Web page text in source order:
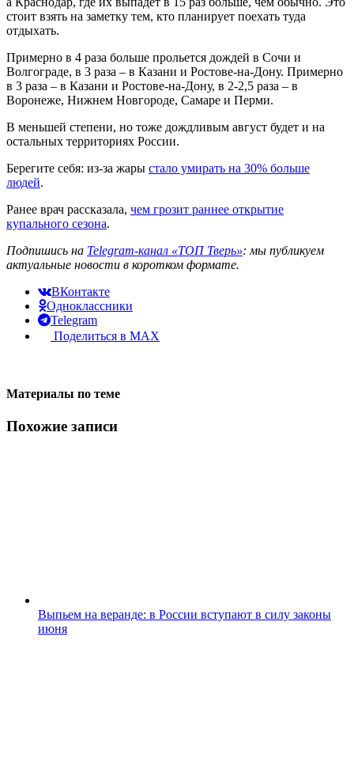
стоит взять на заметку тем, кто планирует поехать туда
отдыхать.
Примерно в 4 раза больше прольется дождей в Сочи и
Волгограде, в 3 раза – в Казани и Ростове-на-Дону. Примерно
в 3 раза – в Казани и Ростове-на-Дону, в 2-2,5 раза – в
Воронеже, Нижнем Новгороде, Самаре и Перми.
В меньшей степени, но тоже дождливым август будет и на
остальных территориях России.
Берегите себя: из-за жары стало умирать на 30% больше
людей.
Ранее врач рассказала, чем грозит раннее открытие
купального сезона.
Подпишись на Telegram-канал «ТОП Тверь»: мы публикуем
актуальные новости в коротком формате.
ВКонтакте
Одноклассники
Telegram
Поделиться в MAX
Материалы по теме
Похожие записи
Выпьем на веранде: в России вступают в силу законы
июня